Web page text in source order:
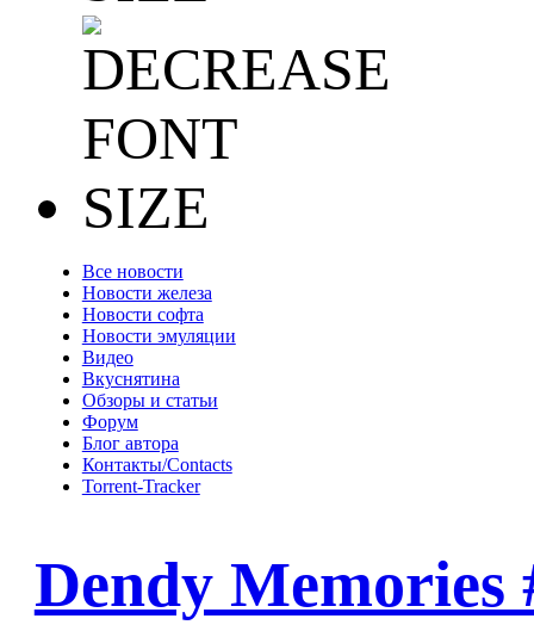
Все новости
Новости железа
Новости софта
Новости эмуляции
Видео
Вкуснятина
Обзоры и статьи
Форум
Блог автора
Контакты/Contacts
Torrent-Tracker
Dendy Memories